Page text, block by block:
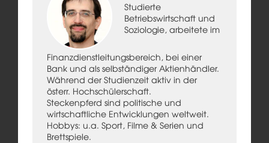
Studierte
Betriebswirtschaft und
Soziologie, arbeitete im
Finanzdienstleitungsbereich, bei einer
Bank und als selbständiger Aktienhändler.
Während der Studienzeit aktiv in der
österr. Hochschülerschaft.
Steckenpferd sind politische und
wirtschaftliche Entwicklungen weltweit.
Hobbys: u.a. Sport, Filme & Serien und
Brettspiele.